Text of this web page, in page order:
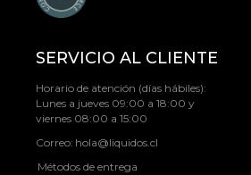
SERVICIO AL CLIENTE
Horario de atención (días hábiles):
Lunes a jueves 09:00 a 18:00 y
viernes 08:00 a 15:00
Correo: hola@liquidos.cl
Métodos de entrega